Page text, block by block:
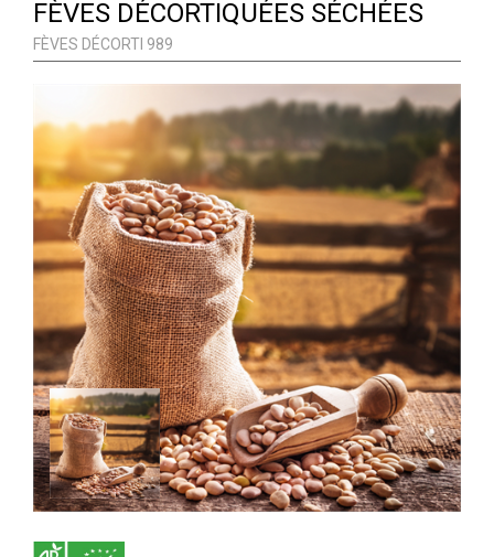
FÈVES DÉCORTIQUÉES SÉCHÉES
FÈVES DÉCORTI 989